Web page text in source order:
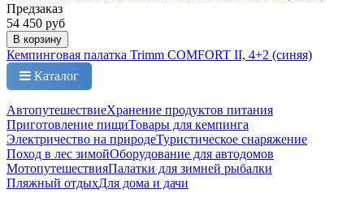
Предзаказ
54 450 руб
В корзину
Кемпинговая палатка Trimm COMFORT II, 4+2 (синяя)
Каталог
АвтопутешествиеХранение продуктов питания
Приготовление пищиТовары для кемпинга
Электричество на природеТуристическое снаряжение
Поход в лес зимойОборудование для автодомов
МотопутешествияПалатки для зимней рыбалки
Пляжный отдыхДля дома и дачи